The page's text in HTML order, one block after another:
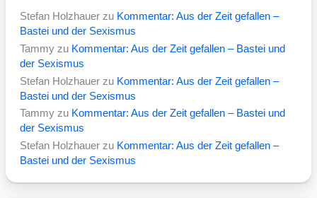
Stefan Holzhauer zu Kommentar: Aus der Zeit gefallen –
Bastei und der Sexismus
Tammy zu Kommentar: Aus der Zeit gefallen – Bastei und
der Sexismus
Stefan Holzhauer zu Kommentar: Aus der Zeit gefallen –
Bastei und der Sexismus
Tammy zu Kommentar: Aus der Zeit gefallen – Bastei und
der Sexismus
Stefan Holzhauer zu Kommentar: Aus der Zeit gefallen –
Bastei und der Sexismus